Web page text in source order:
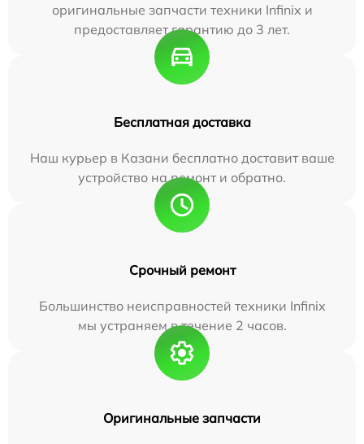
оригинальные запчасти техники Infinix и
предоставляет гарантию до 3 лет.
Бесплатная доставка
Наш курьер в Казани бесплатно доставит ваше
устройство на ремонт и обратно.
Срочный ремонт
Большинство неисправностей техники Infinix
мы устраняем в течение 2 часов.
Оригинальные запчасти